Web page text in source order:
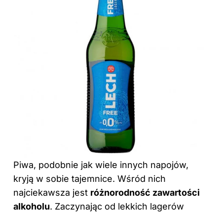
Piwa, podobnie jak wiele innych napojów,
kryją w sobie tajemnice. Wśród nich
najciekawsza jest różnorodność zawartości
alkoholu. Zaczynając od lekkich lagerów